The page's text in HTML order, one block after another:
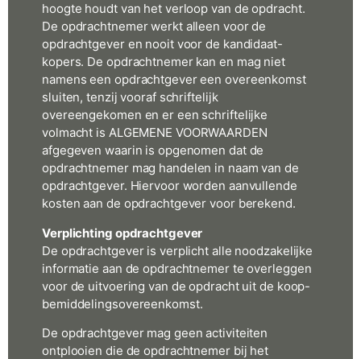
hoogte houdt van het verloop van de opdracht.
De opdrachtnemer werkt alleen voor de
opdrachtgever en nooit voor de kandidaat-
kopers. De opdrachtnemer kan en mag niet
namens een opdrachtgever een overeenkomst
sluiten, tenzij vooraf schriftelijk
overeengekomen en er een schriftelijke
volmacht is ALGEMENE VOORWAARDEN
afgegeven waarin is opgenomen dat de
opdrachtnemer mag handelen in naam van de
opdrachtgever. Hiervoor worden aanvullende
kosten aan de opdrachtgever voor berekend.
Verplichting opdrachtgever
De opdrachtgever is verplicht alle noodzakelijke
informatie aan de opdrachtnemer te overleggen
voor de uitvoering van de opdracht uit de koop-
bemiddelingsovereenkomst.
De opdrachtgever mag geen activiteiten
ontplooien die de opdrachtnemer bij het